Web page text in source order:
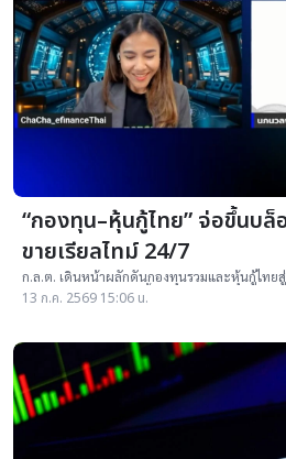
“กองทุน–หุ้นกู้ไทย” จ่อขึ้นบล็
ขายเรียลไทม์ 24/7
ก.ล.ต. เดินหน้าผลักดันกองทุนรวมและหุ้นกู้ไทย
เงินแบบโทเคน รองรับซื้อขายแบบเรียลไทม์
13 ก.ค. 2569 15:06 น.